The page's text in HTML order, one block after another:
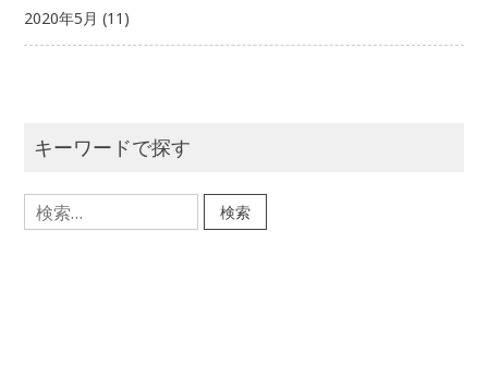
2020年5月 (11)
キーワードで探す
検
索: